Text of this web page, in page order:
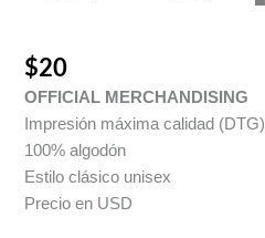
$20
OFFICIAL MERCHANDISING
Impresión máxima calidad (DTG)
100% algodón
Estilo clásico unisex
Precio en USD